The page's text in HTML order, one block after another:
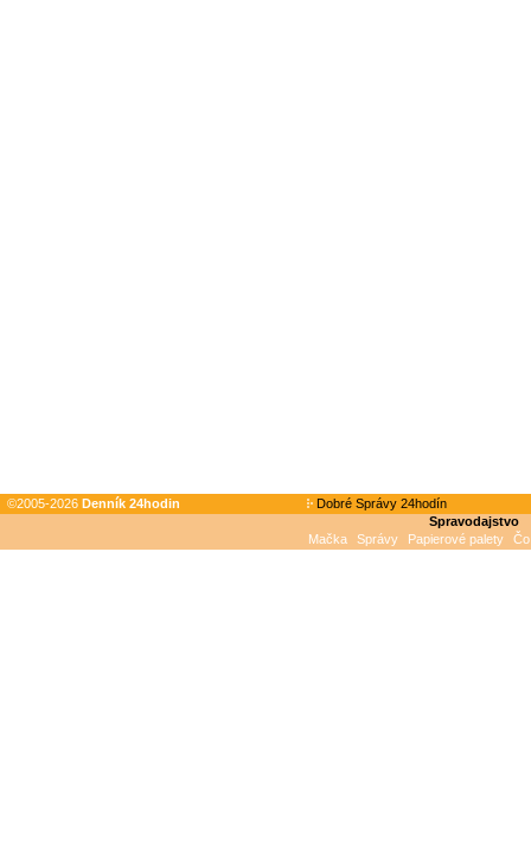
©2005-2026 Denník 24hodin
Dobré Správy 24hodín
Spravodajstvo
Mačka
Správy Papierové palety